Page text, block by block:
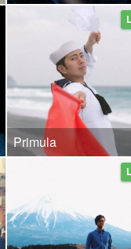
Primula